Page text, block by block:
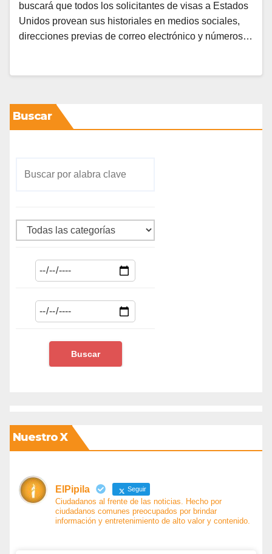
buscará que todos los solicitantes de visas a Estados
Unidos provean sus historiales en medios sociales,
direcciones previas de correo electrónico y números…
Buscar
Nuestro X
ElPipila Seguir
Ciudadanos al frente de las noticias. Hecho por
ciudadanos comunes preocupados por brindar
información y entretenimiento de alto valor y contenido.